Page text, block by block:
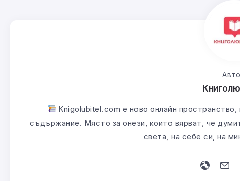
Knigolubitel.com е ново онлайн
съдържание. Място за онези, които вярват, че
света, на себе си, на